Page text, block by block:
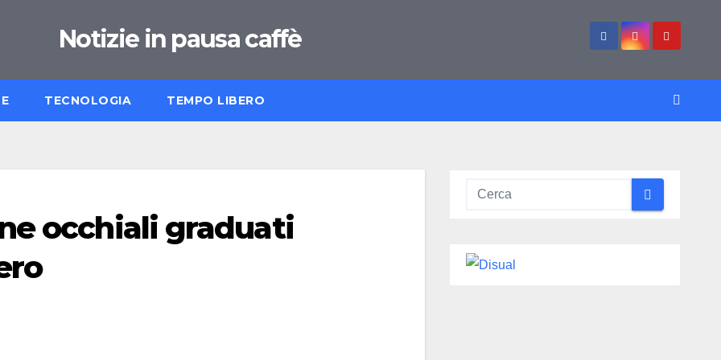
Notizie in pausa caffè
TECNOLOGIA TEMPO LIBERO
occhiali graduati